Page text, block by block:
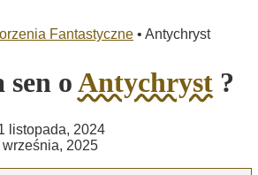
Fantastyczne • Antychryst
sen oAntychryst ?
listopada, 2024
2025